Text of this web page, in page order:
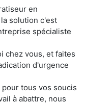
en
solution c'est
spécialiste
chez vous, et faites
d'urgence
tous vos soucis
à abattre, nous